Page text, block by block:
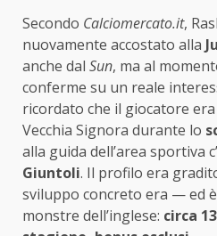
Secondo Calciomercato.it,
nuovamente accostato alla
anche dal Sun, ma al
conferme su un reale
ricordato che il giocatore
Vecchia Signora durante lo
alla guida dell’area sportiva
Giuntoli. Il profilo era
sviluppo concreto era — ed
monstre dell’inglese: circa